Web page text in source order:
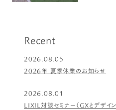
Recent
2026.08.05
2026年 夏季休業のお知らせ
2026.08.01
LIXIL対談セミナー（GXとデザイ